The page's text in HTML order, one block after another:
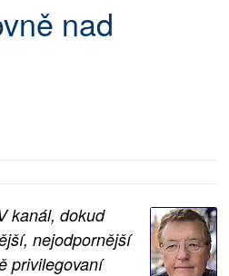
nad
kanál, dokud
nejodpornější
privilegovaní